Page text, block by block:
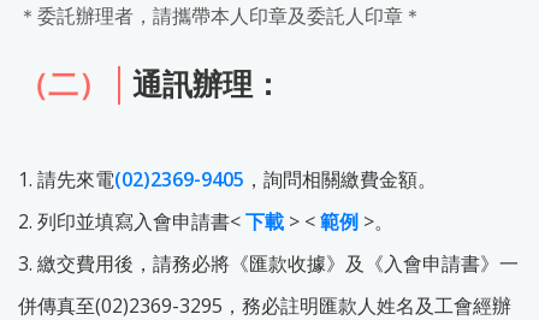
＊委託辦理者，請攜帶本人印章及委託人印章＊
（二） 通訊辦理：
1. 請先來電(02)2369-9405 ，詢問相關繳費金額。
2. 列印並填寫入會申請書<下載 > <範例 >。
3. 繳交費用後，請務必將《匯款收據》及《入會申請書》一
併傳真至(02)2369-3295，務必註明匯款人姓名及工會經辦